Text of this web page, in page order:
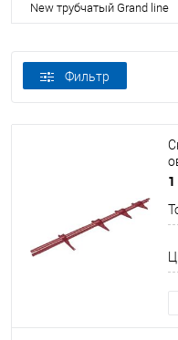
New трубчатый Grand line
Фильтр